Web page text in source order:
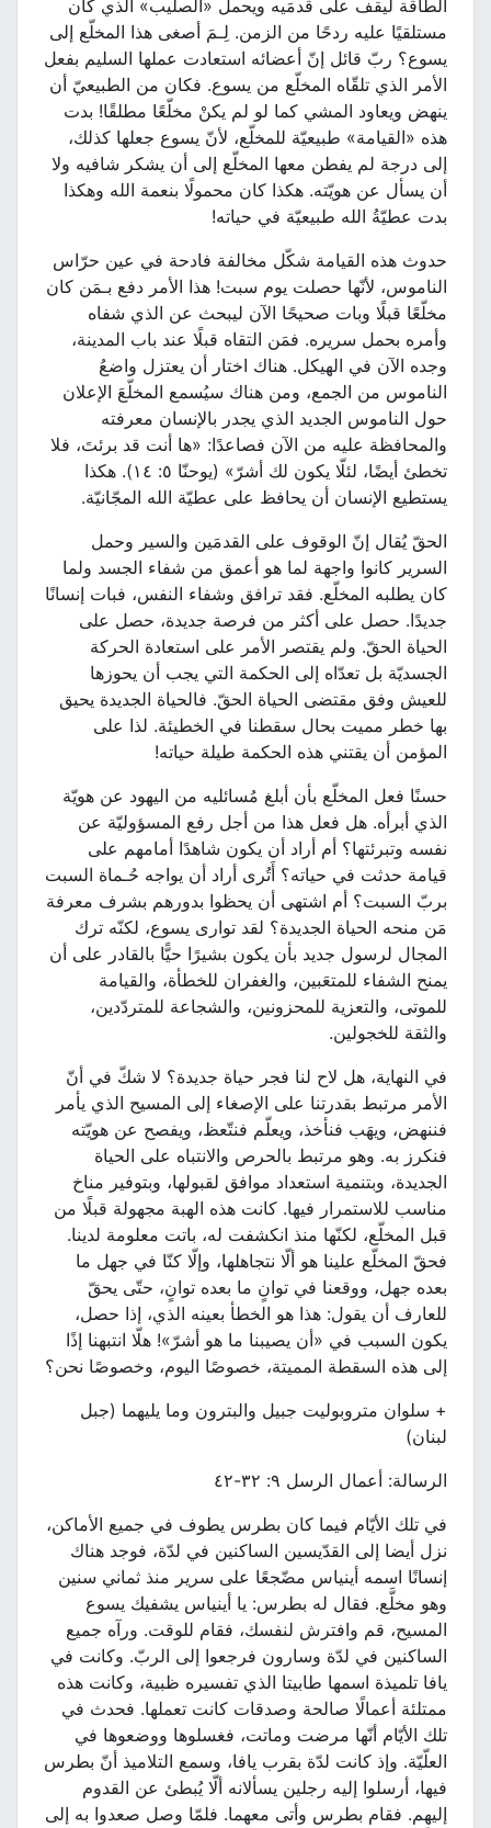
الطاقة ليقف على قدمَيه ويحمل «الصليب» الذي كان
مستلقيًا عليه ردحًا من الزمن. لِـمَ أصغى هذا المخلّع إلى
يسوع؟ ربّ قائل إنّ أعضائه استعادت عملها السليم بفعل
الأمر الذي تلقّاه المخلّع من يسوع. فكان من الطبيعيّ أن
ينهض ويعاود المشي كما لو لم يكنْ مخلّعًا مطلقًا! بدت
هذه «القيامة» طبيعيّة للمخلّع، لأنّ يسوع جعلها كذلك،
إلى درجة لم يفطن معها المخلّع إلى أن يشكر شافيه ولا
أن يسأل عن هويّته. هكذا كان محمولًا بنعمة الله وهكذا
بدت عطيّةُ الله طبيعيّة في حياته!
حدوث هذه القيامة شكّل مخالفة فادحة في عين حرّاس
الناموس، لأنّها حصلت يوم سبت! هذا الأمر دفع بـمَن كان
مخلّعًا قبلًا وبات صحيحًا الآن ليبحث عن الذي شفاه
وأمره بحمل سريره. فمَن التقاه قبلًا عند باب المدينة،
وجده الآن في الهيكل. هناك اختار أن يعتزل واضعُ
الناموس من الجمع، ومن هناك سيُسمع المخلّعَ الإعلان
حول الناموس الجديد الذي يجدر بالإنسان معرفته
والمحافظة عليه من الآن فصاعدًا: «ها أنت قد برئتَ، فلا
تخطئ أيضًا، لئلّا يكون لك أشرّ» (يوحنّا ٥: ١٤). هكذا
يستطيع الإنسان أن يحافظ على عطيّة الله المجّانيّة.
الحقّ يُقال إنّ الوقوف على القدمَين والسير وحمل
السرير كانوا واجهة لما هو أعمق من شفاء الجسد ولما
كان يطلبه المخلّع. فقد ترافق وشفاء النفس، فبات إنسانًا
جديدًا. حصل على أكثر من فرصة جديدة، حصل على
الحياة الحقّ. ولم يقتصر الأمر على استعادة الحركة
الجسديّة بل تعدّاه إلى الحكمة التي يجب أن يحوزها
للعيش وفق مقتضى الحياة الحقّ. فالحياة الجديدة يحيق
بها خطر مميت بحال سقطنا في الخطيئة. لذا على
المؤمن أن يقتني هذه الحكمة طيلة حياته!
حسنًا فعل المخلّع بأن أبلغ مُسائليه من اليهود عن هويّة
الذي أبرأه. هل فعل هذا من أجل رفع المسؤوليّة عن
نفسه وتبرئتها؟ أم أراد أن يكون شاهدًا أمامهم على
قيامة حدثت في حياته؟ أَتُرى أراد أن يواجه حُـماة السبت
بربّ السبت؟ أم اشتهى أن يحظوا بدورهم بشرف معرفة
مَن منحه الحياة الجديدة؟ لقد توارى يسوع، لكنّه ترك
المجال لرسول جديد بأن يكون بشيرًا حيًّا بالقادر على أن
يمنح الشفاء للمتعَبين، والغفران للخطأة، والقيامة
للموتى، والتعزية للمحزونين، والشجاعة للمتردّدين،
والثقة للخجولين.
في النهاية، هل لاح لنا فجر حياة جديدة؟ لا شكّ في أنّ
الأمر مرتبط بقدرتنا على الإصغاء إلى المسيح الذي يأمر
فننهض، ويهَب فنأخذ، ويعلّم فنتّعظ، ويفصح عن هويّته
فنكرز به. وهو مرتبط بالحرص والانتباه على الحياة
الجديدة، وبتنمية استعداد موافق لقبولها، وبتوفير مناخ
مناسب للاستمرار فيها. كانت هذه الهبة مجهولة قبلًا من
قبل المخلّع، لكنّها منذ انكشفت له، باتت معلومة لدينا.
فحقّ المخلّع علينا هو ألّا نتجاهلها، وإلّا كنّا في جهل ما
بعده جهل، ووقعنا في توانٍ ما بعده توانٍ، حتّى يحقّ
للعارف أن يقول: هذا هو الخطأ بعينه الذي، إذا حصل،
يكون السبب في «أن يصيبنا ما هو أشرّ»! هلّا انتبهنا إذًا
إلى هذه السقطة المميتة، خصوصًا اليوم، وخصوصًا نحن؟
+ سلوان متروبوليت جبيل والبترون وما يليهما (جبل
لبنان)
الرسالة: أعمال الرسل ٩: ٣٢-٤٢
في تلك الأيّام فيما كان بطرس يطوف في جميع الأماكن،
نزل أيضا إلى القدّيسين الساكنين في لدّة، فوجد هناك
إنسانًا اسمه أينياس مضّجعًا على سرير منذ ثماني سنين
وهو مخلَّع. فقال له بطرس: يا أينياس يشفيك يسوع
المسيح، قم وافترش لنفسك، فقام للوقت. ورآه جميع
الساكنين في لدّة وسارون فرجعوا إلى الربّ. وكانت في
يافا تلميذة اسمها طابيتا الذي تفسيره ظبية، وكانت هذه
ممتلئة أعمالًا صالحة وصدقات كانت تعملها. فحدث في
تلك الأيّام أنّها مرضت وماتت، فغسلوها ووضعوها في
العلّيّة. وإذ كانت لدّة بقرب يافا، وسمع التلاميذ أنّ بطرس
فيها، أرسلوا إليه رجلين يسألانه ألّا يُبطئ عن القدوم
إليهم. فقام بطرس وأتى معهما. فلمّا وصل صعدوا به إلى